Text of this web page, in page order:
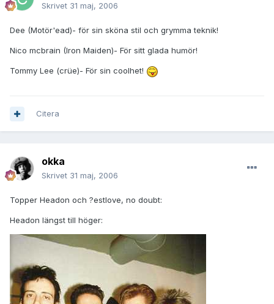
Skrivet 31 maj, 2006
Dee (Motör'ead)- för sin sköna stil och grymma teknik!
Nico mcbrain (Iron Maiden)- För sitt glada humör!
Tommy Lee (crüe)- För sin coolhet!
Citera
okka
Skrivet 31 maj, 2006
Topper Headon och ?estlove, no doubt:
Headon längst till höger: